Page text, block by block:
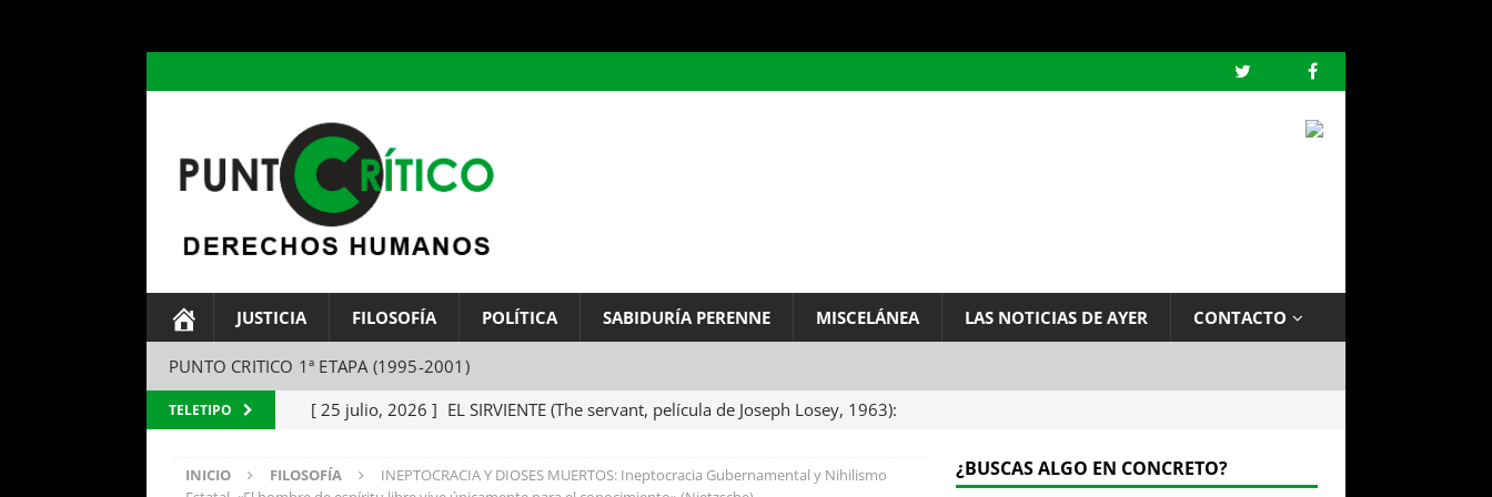
JUSTICIA FILOSOFÍA POLÍTICA SABIDURÍA PERENNE MISCELÁNEA LAS NOTICIAS DE AYER CONTACTO
PUNTO CRITICO 1ª ETAPA (1995-2001)
TELETIPO [ 25 julio, 2026 ] EL SIRVIENTE (The servant, película de Joseph Losey, 1963):
[ 24 julio, 2026 ] EL TEMA DEL INFINITO, por Baruch de Spinoza (Carta de
INICIO FILOSOFÍA
INEPTOCRACIA Y DIOSES MUERTOS: Ineptocracia Gubernamental y Nihilismo
¿BUSCAS ALGO EN CONCRETO?